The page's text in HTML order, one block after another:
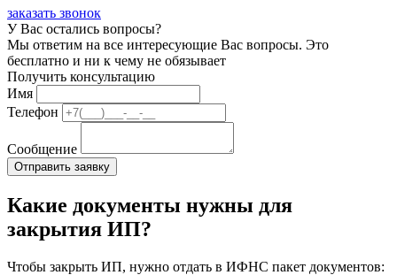
заказать звонок
У Вас остались вопросы?
Мы ответим на все интересующие Вас вопросы. Это
бесплатно и ни к чему не обязывает
Получить консультацию
Имя
Телефон
Сообщение
Какие документы нужны для
закрытия ИП?
Чтобы закрыть ИП, нужно отдать в ИФНС пакет документов: